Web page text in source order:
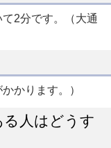
2分です。（大通
かります。）
人はどうす